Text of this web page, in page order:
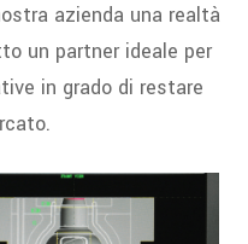
azienda una realtà
un partner ideale per
in grado di restare